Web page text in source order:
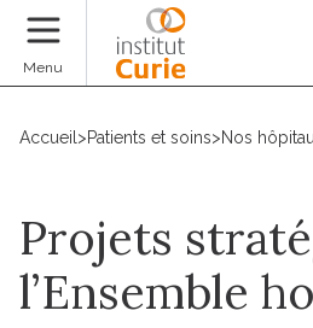
Menu
Accueil >Patients et soins>Nos
Projets
l’Ensemble